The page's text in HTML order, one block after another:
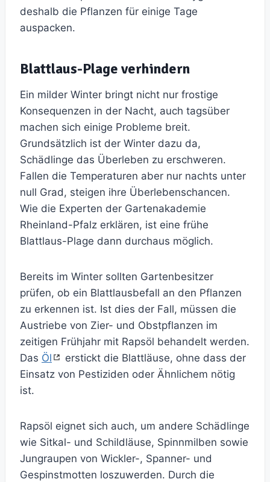
deshalb die Pflanzen für einige Tage
auspacken.
Blattlaus-Plage verhindern
Ein milder Winter bringt nicht nur frostige
Konsequenzen in der Nacht, auch tagsüber
machen sich einige Probleme breit.
Grundsätzlich ist der Winter dazu da,
Schädlinge das Überleben zu erschweren.
Fallen die Temperaturen aber nur nachts unter
null Grad, steigen ihre Überlebenschancen.
Wie die Experten der Gartenakademie
Rheinland-Pfalz erklären, ist eine frühe
Blattlaus-Plage dann durchaus möglich.
Bereits im Winter sollten Gartenbesitzer
prüfen, ob ein Blattlausbefall an den Pflanzen
zu erkennen ist. Ist dies der Fall, müssen die
Austriebe von Zier- und Obstpflanzen im
zeitigen Frühjahr mit Rapsöl behandelt werden.
Das Öl
erstickt die Blattläuse, ohne dass der
Einsatz von Pestiziden oder Ähnlichem nötig
ist.
Rapsöl eignet sich auch, um andere Schädlinge
wie Sitkal- und Schildläuse, Spinnmilben sowie
Jungraupen von Wickler-, Spanner- und
Gespinstmotten loszuwerden. Durch die